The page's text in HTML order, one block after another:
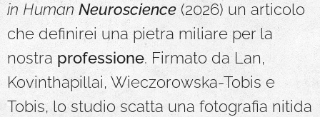
in Human Neuroscience (2026) un articolo
che definirei una pietra miliare per la
nostra professione. Firmato da Lan,
Kovinthapillai, Wieczorowska-Tobis e
Tobis, lo studio scatta una fotografia nitida